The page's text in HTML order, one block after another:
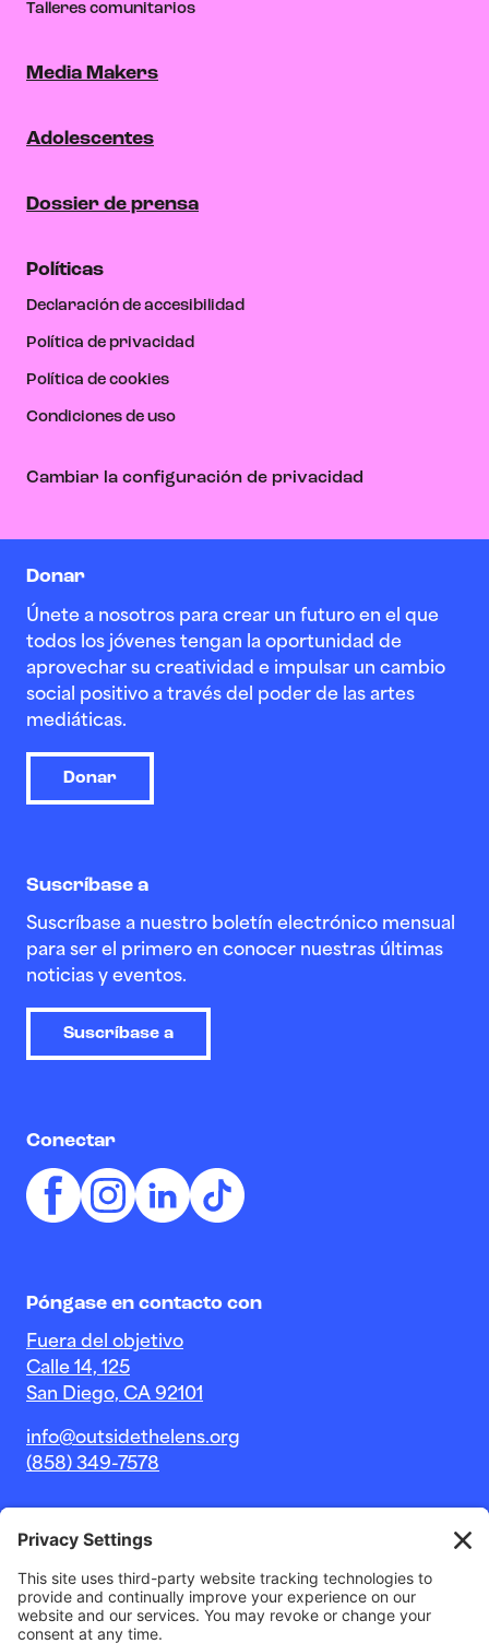
Donar
Únete a nosotros para crear un futuro en el que
todos los jóvenes tengan la oportunidad de
aprovechar su creatividad e impulsar un cambio
social positivo a través del poder de las artes
mediáticas.
Donar
Suscríbase a
Suscríbase a nuestro boletín electrónico mensual
para ser el primero en conocer nuestras últimas
noticias y eventos.
Suscríbase a
Conectar
Póngase en contacto con
Fuera del objetivo
Calle 14, 125
San Diego, CA 92101
info@outsidethelens.org
(858) 349-7578
© 2026 Outside The Lens, una organización sin fines de
lucro 501c(3).
Talleres comunitarios
Media Makers
Adolescentes
Dossier de prensa
Políticas
Declaración de accesibilidad
Política de privacidad
Política de cookies
Condiciones de uso
Cambiar la configuración de privacidad